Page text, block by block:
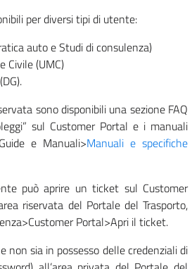
per diversi tipi di utente:
auto e Studi di consulenza)
Civile (UMC)
sono disponibili una sezione FAQ
sul Customer Portal e i manuali
e Manuali>Manuali e specifiche
può aprire un ticket sul Customer
riservata del Portale del Trasporto,
Portal>Apri il ticket.
non sia in possesso delle credenziali di